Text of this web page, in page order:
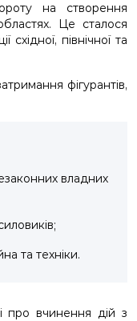
на створення
Це сталося
північної та
фігурантів,
владних
та техніки.
про вчинення дій з